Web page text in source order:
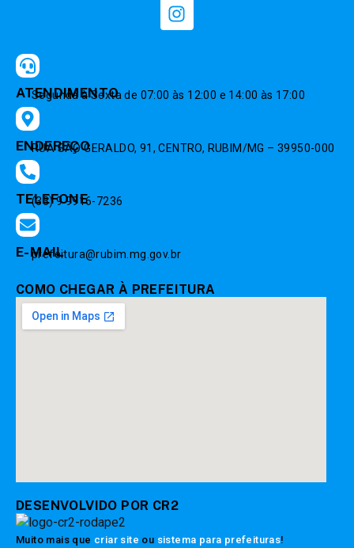
ATENDIMENTO
Segunda à Sexta de 07:00 às 12:00 e 14:00 às 17:00
ENDEREÇO
RUA SÃO GERALDO, 91, CENTRO, RUBIM/MG – 39950-000
TELEFONE
(33) 9 9916-7236
E-MAIL
prefeitura@rubim.mg.gov.br
COMO CHEGAR À PREFEITURA
DESENVOLVIDO POR CR2
Muito mais que criar site ou sistema para prefeituras!